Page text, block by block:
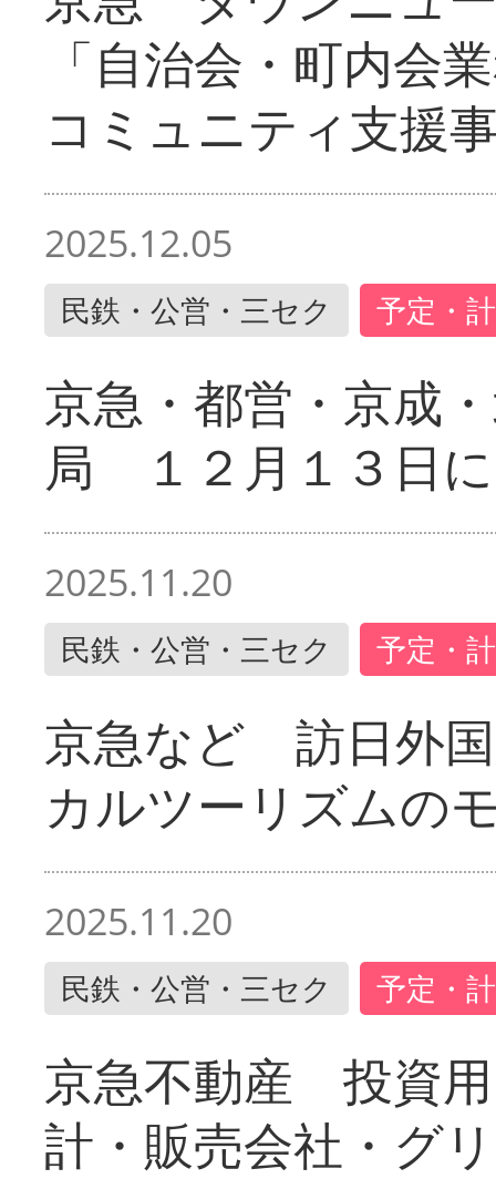
「自治会・町内会
コミュニティ支援
2025.12.05
民鉄・公営・三セク 予定・
京急・都営・京成
局 １２月１３日
2025.11.20
民鉄・公営・三セク 予定・
京急など 訪日外
カルツーリズムの
2025.11.20
民鉄・公営・三セク 予定・
京急不動産 投資
計・販売会社・グ